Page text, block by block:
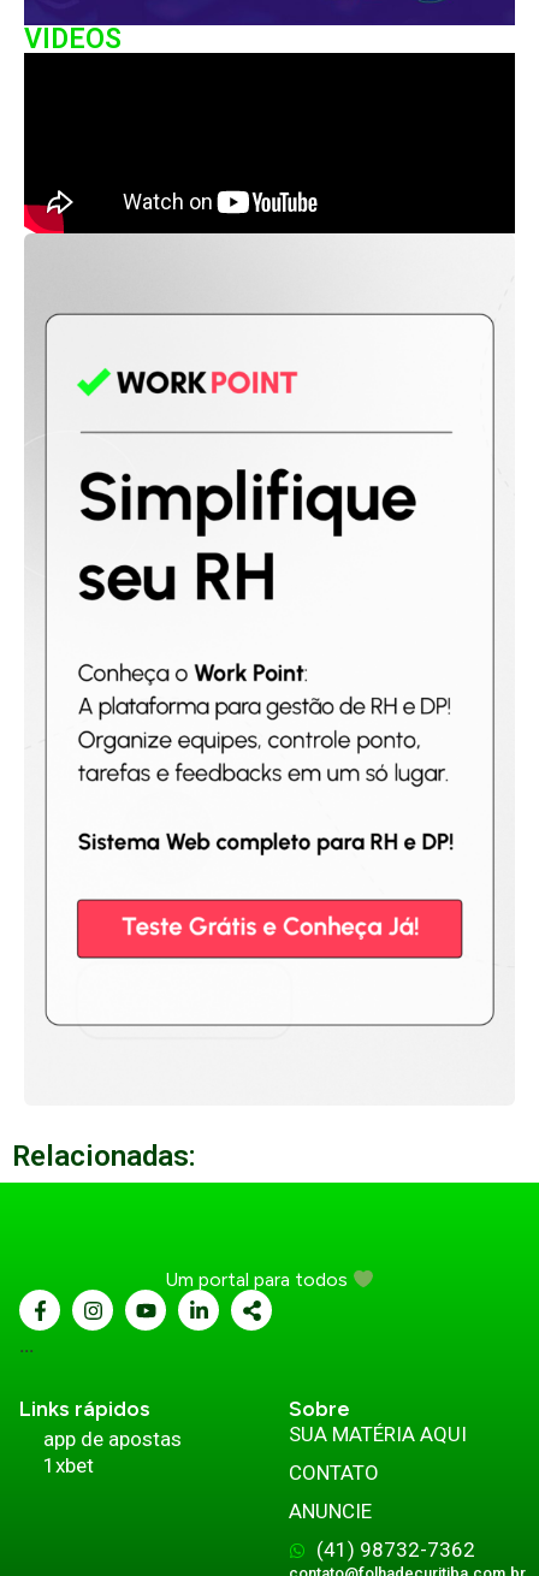
VIDEOS
Relacionadas:
Um portal para todos
...
Links rápidos
app de apostas
1xbet
Sobre
SUA MATÉRIA AQUI
CONTATO
ANUNCIE
(41) 98732-7362